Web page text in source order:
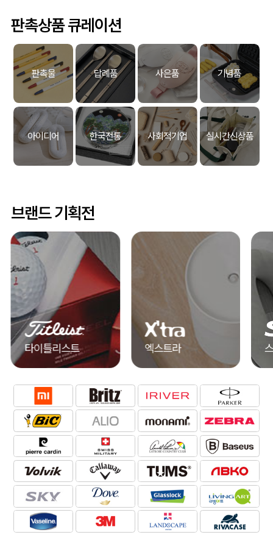
판촉상품 큐레이션
판촉물 답례품 사은품 기념품
아이디어 한국전통 사회적기업 실시간신상품
브랜드 기획전
타이틀리스트 엑스트라